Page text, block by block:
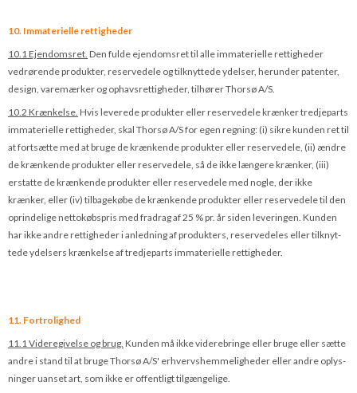
10. Immaterielle rettigheder
10.1 Ejendomsret. Den fulde ejendomsret til alle immaterielle rettigheder
vedrørende produkter, reservedele og tilknyttede ydelser, herunder patenter,
design, varemærker og ophavsrettigheder, tilhører Thorsø A/S.
10.2 Krænkelse. Hvis leverede produkter eller reservedele krænker tredjeparts
immaterielle rettigheder, skal Thorsø A/S for egen regning: (i) sikre kunden ret til
at fortsætte med at bruge de krænkende produkter eller reservedele, (ii) ændre
de krænkende produkter eller reservedele, så de ikke længere krænker, (iii)
erstatte de krænkende produkter eller reservedele med nogle, der ikke
krænker, eller (iv) tilbagekøbe de krænkende produkter eller reservedele til den
oprindelige nettokøbspris med fradrag af 25 % pr. år siden leveringen. Kunden
har ikke andre rettigheder i anled­ning af produkters, reservede­les eller tilknyt­
tede ydelsers krænkelse af tredjeparts immaterielle rettigheder.
11. Fortrolighed
11.1 Videregivelse og brug. Kunden må ikke viderebringe eller bruge eller sætte
andre i stand til at bruge Thorsø A/S' erhvervshemmeligheder eller andre oplys­
ninger uanset art, som ikke er offentligt tilgængelige.